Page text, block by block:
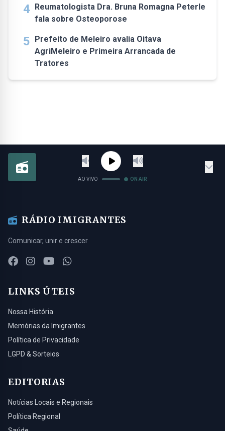
4 Reumatologista Dra. Bruna Romagna Peterle
fala sobre Osteoporose
5 Prefeito de Meleiro avalia Oitava
AgriMeleiro e Primeira Arrancada de
Tratores
AO VIVO ON AIR
RÁDIO IMIGRANTES
Comunicar, unir e crescer
LINKS ÚTEIS
Nossa História
Memórias da Imigrantes
Política de Privacidade
LGPD & Sorteios
EDITORIAS
Notícias Locais e Regionais
Política Regional